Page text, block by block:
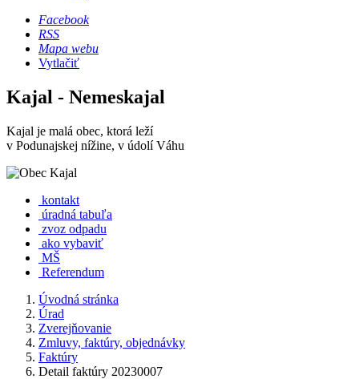
Facebook
RSS
Mapa webu
Vytlačiť
Kajal - Nemeskajal
Kajal je malá obec, ktorá leží
v Podunajskej nížine, v údolí Váhu
kontakt
úradná tabuľa
zvoz odpadu
ako vybaviť
MŠ
Referendum
Úvodná stránka
Úrad
Zverejňovanie
Zmluvy, faktúry, objednávky
Faktúry
Detail faktúry 20230007